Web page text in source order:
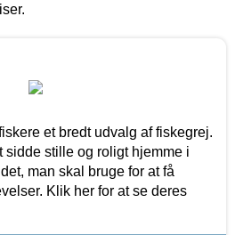
et bredt udvalg af fiskegrej.
stille og roligt hjemme i
man skal bruge for at få
Klik her for at se deres